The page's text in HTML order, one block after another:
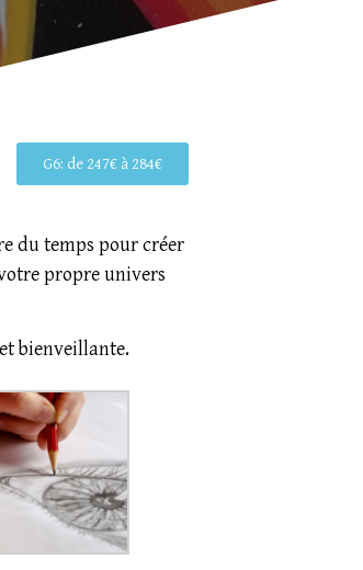
G6: de 247€ à 284€
du temps pour créer
propre univers
bienveillante.